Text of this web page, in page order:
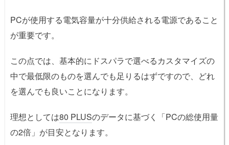
PCが使用する電気容量が十分供給される電源であること
が重要です。
この点では、基本的にドスパラで選べるカスタマイズの
中で最低限のものを選んでも足りるはずですので、どれ
を選んでも良いことになります。
理想としては80 PLUSのデータに基づく「PCの総使用量
の2倍」が目安となります。